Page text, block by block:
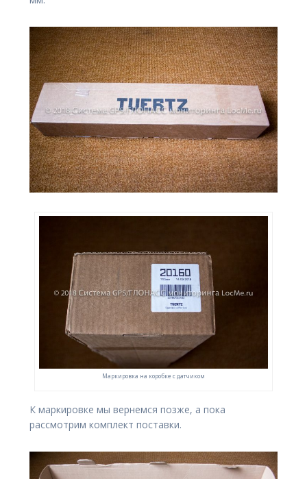
Маркировка на коробке с датчиком
К маркировке мы вернемся позже, а пока
рассмотрим комплект поставки.